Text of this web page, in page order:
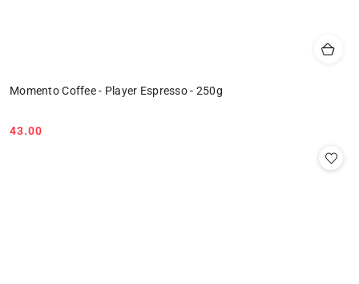
Momento Coffee - Player Espresso - 250g
Cena:
43.00